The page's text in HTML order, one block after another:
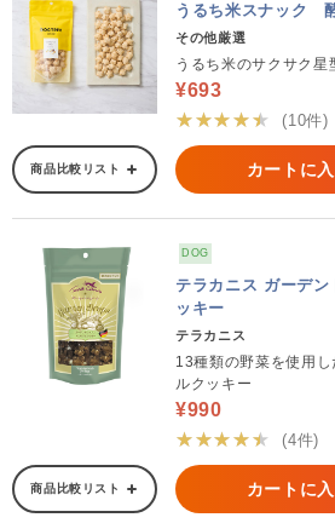
うるち米スナック
その他厳選
うるち米のサクサク星
¥693
★★★★★
(10件)
商品比較リスト カートに
DOG
テラカニス ガーデ
ッキー
テラカニス
13種類の野菜を使用
ルクッキー
¥990
★★★★★
(4件)
商品比較リスト カートに